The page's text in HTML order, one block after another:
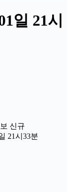
일 21시
신규
21시33분